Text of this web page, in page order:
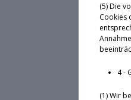
(5) Die
Cookies
4 -
(1) Wir